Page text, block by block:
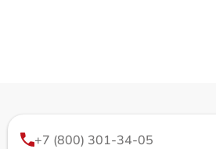
+7 (800) 301-34-05